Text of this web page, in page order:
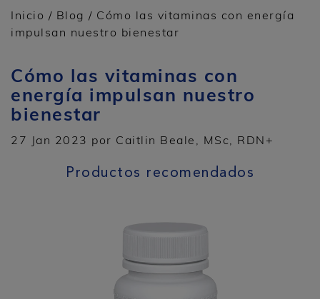
Inicio / Blog / Cómo las vitaminas con energía
impulsan nuestro bienestar
Cómo las vitaminas con
energía impulsan nuestro
bienestar
27 Jan 2023 por Caitlin Beale, MSc, RDN+
Productos recomendados